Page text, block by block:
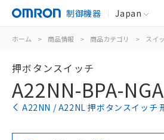
制御機器 Japan
ホーム > 商品情報 > 商品カテゴリ > スイ
押ボタンスイッチ
A22NN-BPA-
A22NN / A22NL 押ボタンスイッチ